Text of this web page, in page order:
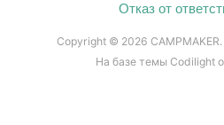
Отказ от
Copyright © 2026
На базе темы Codilight